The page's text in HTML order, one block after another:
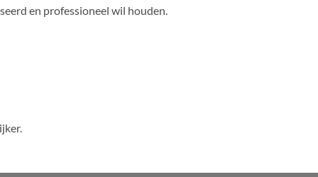
en professioneel wil houden.